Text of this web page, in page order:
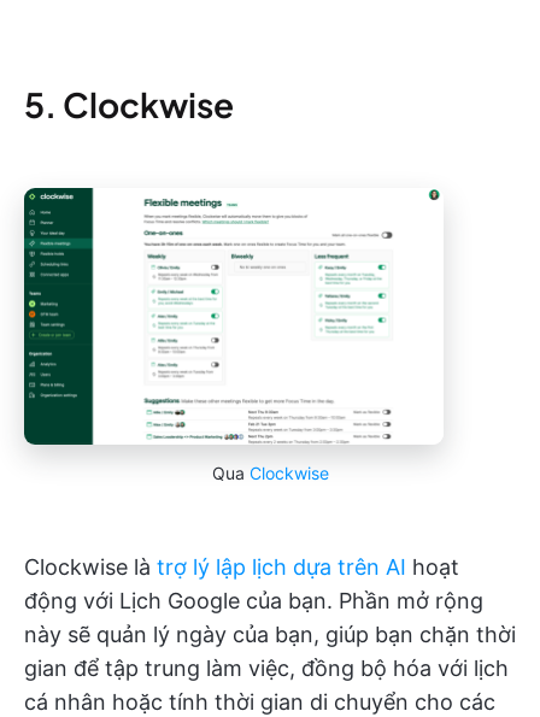
5. Clockwise
Qua Clockwise
Clockwise là trợ lý lập lịch dựa trên AI hoạt
động với Lịch Google của bạn. Phần mở rộng
này sẽ quản lý ngày của bạn, giúp bạn chặn thời
gian để tập trung làm việc, đồng bộ hóa với lịch
cá nhân hoặc tính thời gian di chuyển cho các